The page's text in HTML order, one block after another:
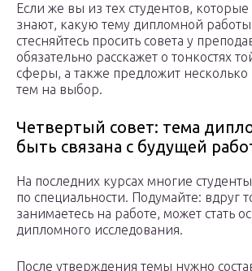
Если же вы из тех студентов,
знают, какую тему дипломной
стесняйтесь просить совета у
обязательно расскажет о тонкостях
сферы, а также предложит несколько
тем на выбор.
Четвертый совет: тема
быть связана с будущей
На последних курсах многие
по специальности. Подумайте: вдруг
занимаетесь на работе, может стать
дипломного исследования.
После утверждения темы нужно